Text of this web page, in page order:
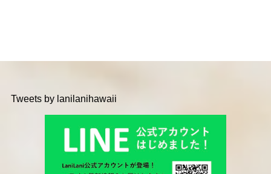
Tweets by lanilanihawaii